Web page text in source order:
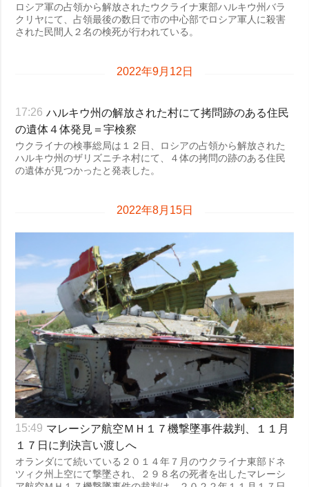
ロシア軍の占領から解放されたウクライナ東部ハルキウ州バラ
クリヤにて、占領最後の数日で市の中心部でロシア軍人に殺害
された民間人２名の検死が行われている。
2022年9月12日
17:26 ハルキウ州の解放された村にて拷問跡のある住民
の遺体４体発見＝宇検察
ウクライナの検事総局は１２日、ロシアの占領から解放された
ハルキウ州のザリズニチネ村にて、４体の拷問の跡のある住民
の遺体が見つかったと発表した。
2022年8月15日
15:49 マレーシア航空ＭＨ１７機撃墜事件裁判、１１月
１７日に判決言い渡しへ
オランダにて続いている２０１４年７月のウクライナ東部ドネ
ツィク州上空にて撃墜され、２９８名の死者を出したマレーシ